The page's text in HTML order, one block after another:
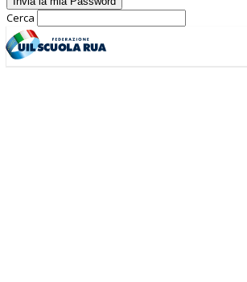
Cerca